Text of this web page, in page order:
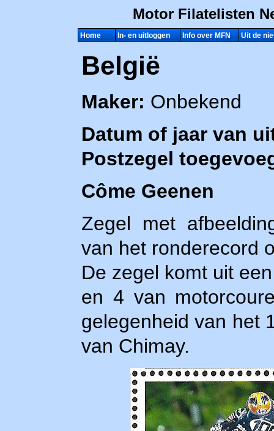
België
Maker: Onbekend
Datum of jaar van
Postzegel
Côme Geenen
Zegel met
van het ronderecord
De zegel komt uit
en 4 van
gelegenheid van het
van Chimay.
Home In- en uitloggen Info over MFN Uit de